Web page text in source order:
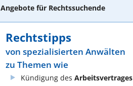
Angebote für Rechtssuchende
Rechtstipps
von spezialisierten Anwälten
zu Themen wie
Kündigung des Arbeitsvertrages